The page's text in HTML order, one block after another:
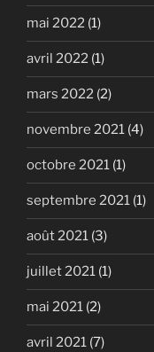
mai 2022 (1)
avril 2022 (1)
mars 2022 (2)
novembre 2021 (4)
octobre 2021 (1)
septembre 2021 (1)
août 2021 (3)
juillet 2021 (1)
mai 2021 (2)
avril 2021 (7)